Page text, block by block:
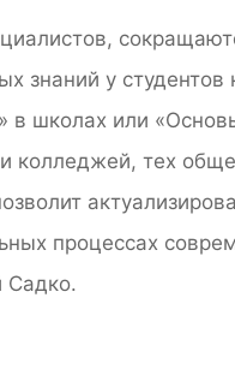
знаний у
школах или
колледжей, тех
процессах
Садко.